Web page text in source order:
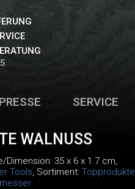
PRESSE SERVICE
WALNUSS
Dimension: 35 x 6 x 1.7 cm,
Tools, Sortiment: Topprodukte